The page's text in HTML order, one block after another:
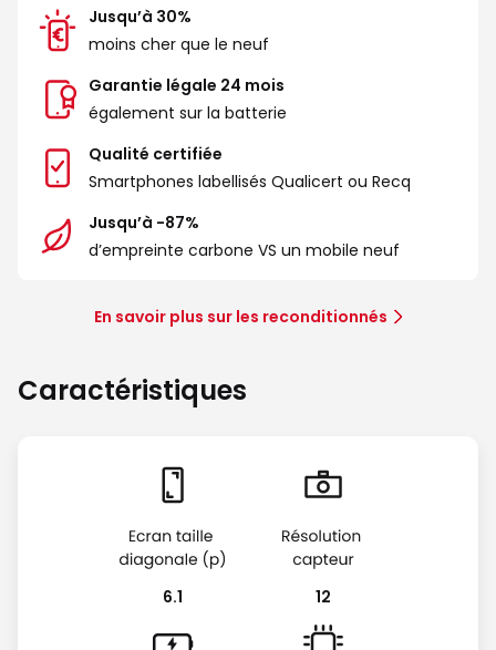
Jusqu’à 30%
moins cher que le neuf
Garantie légale 24 mois
également sur la batterie
Qualité certifiée
Smartphones labellisés Qualicert ou Recq
Jusqu’à -87%
d’empreinte carbone VS un mobile neuf
En savoir plus sur les reconditionnés
Caractéristiques
6.1 12